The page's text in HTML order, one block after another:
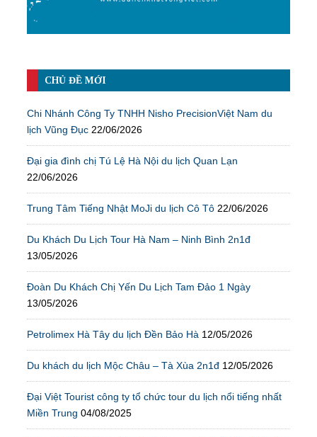
CHỦ ĐỀ MỚI
Chi Nhánh Công Ty TNHH Nisho PrecisionViệt Nam du
lịch Vũng Đục 22/06/2026
Đại gia đình chị Tú Lệ Hà Nội du lịch Quan Lạn
22/06/2026
Trung Tâm Tiếng Nhật MoJi du lịch Cô Tô 22/06/2026
Du Khách Du Lịch Tour Hà Nam – Ninh Bình 2n1đ
13/05/2026
Đoàn Du Khách Chị Yến Du Lịch Tam Đảo 1 Ngày
13/05/2026
Petrolimex Hà Tây du lịch Đền Bảo Hà 12/05/2026
Du khách du lịch Mộc Châu – Tà Xùa 2n1đ 12/05/2026
Đại Việt Tourist công ty tổ chức tour du lịch nổi tiếng nhất
Miền Trung 04/08/2025